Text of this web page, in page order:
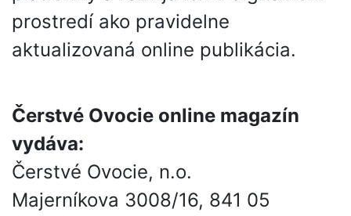
prostredí ako pravidelne
aktualizovaná online publikácia.
Čerstvé Ovocie online magazín
vydáva:
Čerstvé Ovocie, n.o.
Majerníkova 3008/16, 841 05